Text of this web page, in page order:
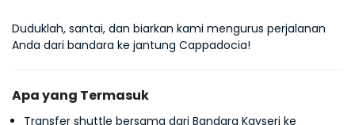
Duduklah, santai, dan biarkan kami mengurus perjalanan
Anda dari bandara ke jantung Cappadocia!
Apa yang Termasuk
Transfer shuttle bersama dari Bandara Kayseri ke